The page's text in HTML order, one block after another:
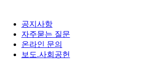
공지사항
자주묻는 질문
온라인 문의
보도.사회공헌